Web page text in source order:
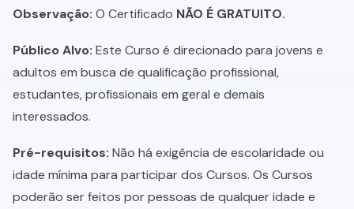
Observação: O Certificado NÃO É GRATUITO.
Público Alvo: Este Curso é direcionado para jovens e
adultos em busca de qualificação profissional,
estudantes, profissionais em geral e demais
interessados.
Pré-requisitos: Não há exigência de escolaridade ou
idade mínima para participar dos Cursos. Os Cursos
poderão ser feitos por pessoas de qualquer idade e